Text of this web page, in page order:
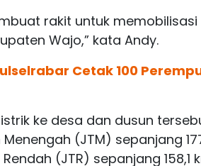
rakit untuk
Wajo,” kata Andy.
Cetak 100
ke desa dan dusun
(JTM) sepanjang
(JTR) sepanjang 158,1